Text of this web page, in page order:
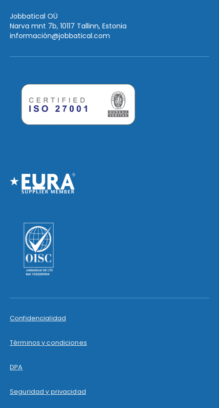
Jobbatical OÜ
Narva mnt 7b, 10117 Tallinn, Estonia
información@jobbatical.com
Confidencialidad
Términos y condiciones
DPA
Seguridad y privacidad